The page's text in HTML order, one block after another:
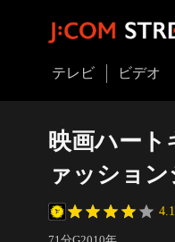
テレビ ビデオ
映画ハート
ァッショ
4.1